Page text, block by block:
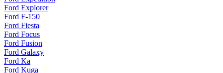
Ford Explorer
Ford F-150
Ford Fiesta
Ford Focus
Ford Fusion
Ford Galaxy
Ford Ka
Ford Kuga